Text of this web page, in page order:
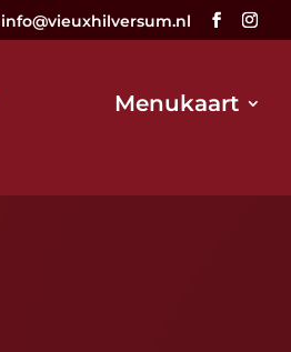
info@vieuxhilversum.nl
Menukaart